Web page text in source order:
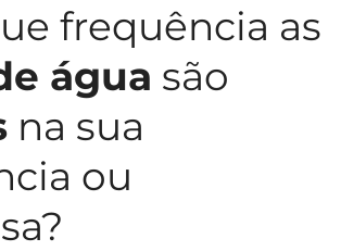
frequência as
água são
na sua
ou